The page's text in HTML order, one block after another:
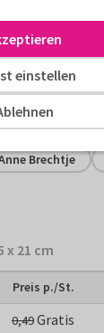
in trendy
fröhlichem
Foto.
Wunsch
Brechtje
x 21 cm
Preis p./St.
0,49Gratis
einstellen